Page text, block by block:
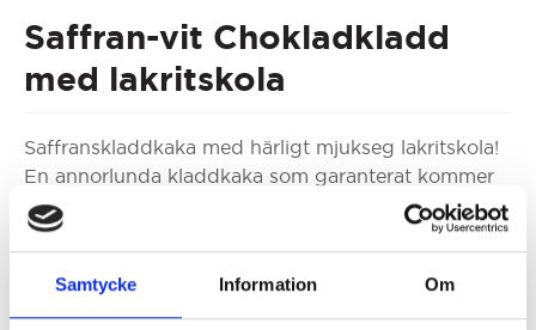
Samtycke Information Om
Saffran-vit Chokladkladd
med lakritskola
Saffranskladdkaka med härligt mjukseg lakritskola!
En annorlunda kladdkaka som garanterat kommer
att göra succé på Kladdkakans dag eller till julfikat.
Ingredienser
100 g
Smör